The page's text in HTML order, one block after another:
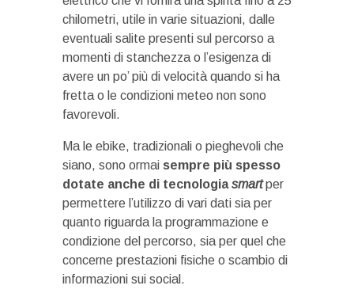
chilometri, utile in varie situazioni, dalle
eventuali salite presenti sul percorso a
momenti di stanchezza o l’esigenza di
avere un po’ più di velocità quando si ha
fretta o le condizioni meteo non sono
favorevoli.
Ma le ebike, tradizionali o pieghevoli che
siano, sono ormai sempre più spesso
dotate anche di tecnologiasmartper
permettere l’utilizzo di vari dati sia per
quanto riguarda la programmazione e
condizione del percorso, sia per quel che
concerne prestazioni fisiche o scambio di
informazioni sui social.